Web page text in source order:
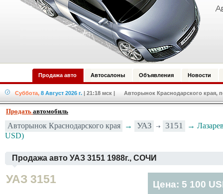
Продажа авто Автосалоны Объявления Новости
Суббота, 8 Август 2026 г. | 21:18 мск | Авторынок Краснодарского края,
Продать автомобиль
Авторынок Краснодарского края → УАЗ 3151
→
USD)
Продажа авто УАЗ 3151 1988г., СОЧИ
УАЗ 3151 Цена: 5 100